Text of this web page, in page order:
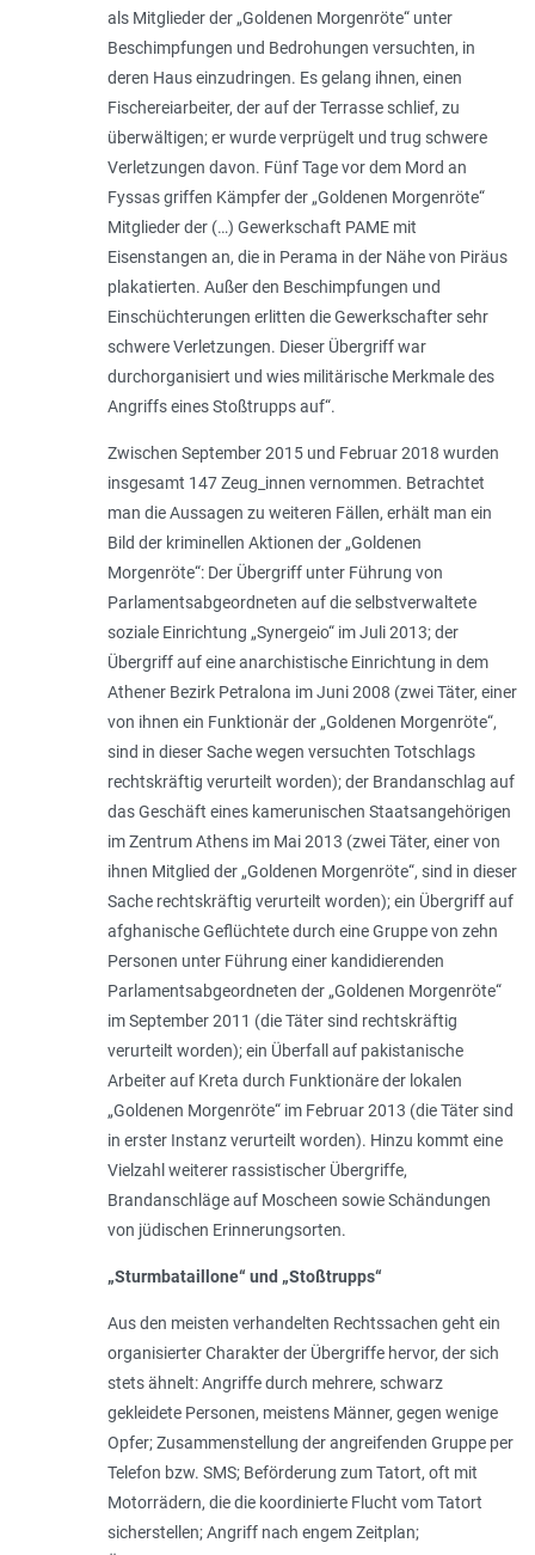
als Mitglieder der „Goldenen Morgenröte“ unter
Beschimpfungen und Bedrohungen versuchten, in
deren Haus einzudringen. Es gelang ihnen, einen
Fischereiarbeiter, der auf der Terrasse schlief, zu
überwältigen; er wurde verprügelt und trug schwere
Verletzungen davon. Fünf Tage vor dem Mord an
Fyssas griffen Kämpfer der „Goldenen Morgenröte“
Mitglieder der (…) Gewerkschaft PAME mit
Eisenstangen an, die in Perama in der Nähe von Piräus
plakatierten. Außer den Beschimpfungen und
Einschüchterungen erlitten die Gewerkschafter sehr
schwere Verletzungen. Dieser Übergriff war
durchorganisiert und wies militärische Merkmale des
Angriffs eines Stoßtrupps auf“.
Zwischen September 2015 und Februar 2018 wurden
insgesamt 147 Zeug_innen vernommen. Betrachtet
man die Aussagen zu weiteren Fällen, erhält man ein
Bild der kriminellen Aktionen der „Goldenen
Morgenröte“: Der Übergriff unter Führung von
Parlamentsabgeordneten auf die selbstverwaltete
soziale Einrichtung „Synergeio“ im Juli 2013; der
Übergriff auf eine anarchistische Einrichtung in dem
Athener Bezirk Petralona im Juni 2008 (zwei Täter, einer
von ihnen ein Funktionär der „Goldenen Morgenröte“,
sind in dieser Sache wegen versuchten Totschlags
rechts­kräftig verurteilt worden); der Brandanschlag auf
das Geschäft eines kamerunischen Staatsangehörigen
im Zentrum Athens im Mai 2013 (zwei Täter, einer von
ihnen Mitglied der „Goldenen Morgenröte“, sind in dieser
Sache rechtskräftig verurteilt worden); ein Übergriff auf
afghanische Geflüchtete durch eine Gruppe von zehn
Personen unter Führung einer kandidierenden
Parlamentsabgeordneten der „Goldenen Morgenröte“
im September 2011 (die Täter sind rechtskräftig
verurteilt worden); ein Überfall auf pakistanische
Arbeiter auf Kreta durch Funktionäre der lokalen
„Goldenen Morgenröte“ im Februar 2013 (die Täter sind
in erster Instanz verurteilt worden). Hinzu kommt eine
Vielzahl weiterer rassistischer Übergriffe,
Brandanschläge auf Moscheen sowie Schändungen
von jüdischen Erinnerungsorten.
„Sturmbataillone“ und „Stoßtrupps“
Aus den meisten verhandelten Rechtssachen geht ein
organisierter Charakter der Übergriffe hervor, der sich
stets ähnelt: Angriffe durch mehrere, schwarz
gekleidete Personen, meistens Männer, gegen wenige
Opfer; Zusammenstellung der angreifenden Gruppe per
Telefon bzw. SMS; Beförderung zum Tatort, oft mit
Motorrädern, die die koordinierte Flucht vom Tatort
sicherstellen; Angriff nach engem Zeitplan;